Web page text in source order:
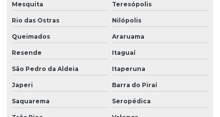
Mesquita Teresópolis
Rio das Ostras Nilópolis
Queimados Araruama
Resende Itaguaí
São Pedro da Aldeia Itaperuna
Japeri Barra do Piraí
Saquarema Seropédica